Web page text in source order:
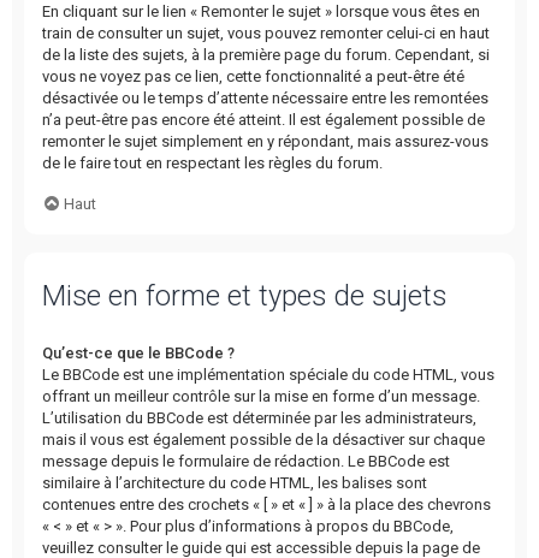
En cliquant sur le lien « Remonter le sujet » lorsque vous êtes en
train de consulter un sujet, vous pouvez remonter celui-ci en haut
de la liste des sujets, à la première page du forum. Cependant, si
vous ne voyez pas ce lien, cette fonctionnalité a peut-être été
désactivée ou le temps d’attente nécessaire entre les remontées
n’a peut-être pas encore été atteint. Il est également possible de
remonter le sujet simplement en y répondant, mais assurez-vous
de le faire tout en respectant les règles du forum.
Haut
Mise en forme et types de sujets
Qu’est-ce que le BBCode ?
Le BBCode est une implémentation spéciale du code HTML, vous
offrant un meilleur contrôle sur la mise en forme d’un message.
L’utilisation du BBCode est déterminée par les administrateurs,
mais il vous est également possible de la désactiver sur chaque
message depuis le formulaire de rédaction. Le BBCode est
similaire à l’architecture du code HTML, les balises sont
contenues entre des crochets « [ » et « ] » à la place des chevrons
« < » et « > ». Pour plus d’informations à propos du BBCode,
veuillez consulter le guide qui est accessible depuis la page de